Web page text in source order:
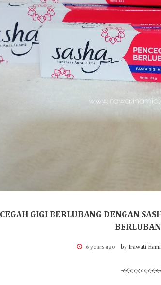
CEGAH GIGI BERLUBANG DENGAN
6 years ago by Irawati